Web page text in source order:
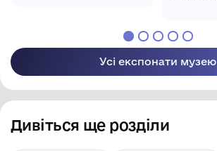
Усі експонати музею
Дивіться ще розділи